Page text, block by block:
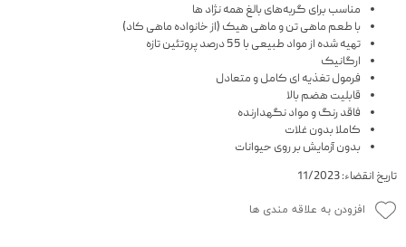
مناسب برای گربه‌های بالغ همه نژاد ها
با طعم ماهی تن و ماهی هیک (از خانواده ماهی کاد)
تهیه شده از مواد طبیعی با 55 درصد پروتئین تازه
ارگانیک
فرمول تغذیه ای کامل و متعادل
قابلیت هضم بالا
فاقد رنگ و مواد نگهدارنده
کاملا بدون غلات
بدون آزمایش بر روی حیوانات
تاریخ انقضاء: 11/2023
افزودن به علاقه مندی ها